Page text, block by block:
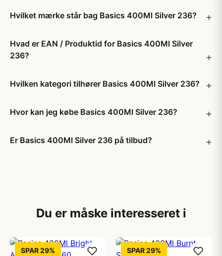
Hvilket mærke står bag Basics 400Ml Silver 236?
Hvad er EAN / Produktid for Basics 400Ml Silver
236?
Hvilken kategori tilhører Basics 400Ml Silver 236?
Hvor kan jeg købe Basics 400Ml Silver 236?
Er Basics 400Ml Silver 236 på tilbud?
Du er måske interesseret i
SPAR 29% SPAR 29%